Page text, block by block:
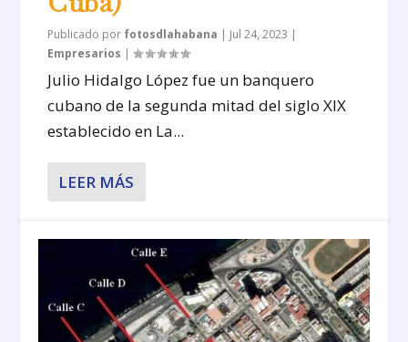
Publicado por fotosdlahabana | Jul 24, 2023 |
Empresarios |
Julio Hidalgo López fue un banquero
cubano de la segunda mitad del siglo XIX
establecido en La...
LEER MÁS